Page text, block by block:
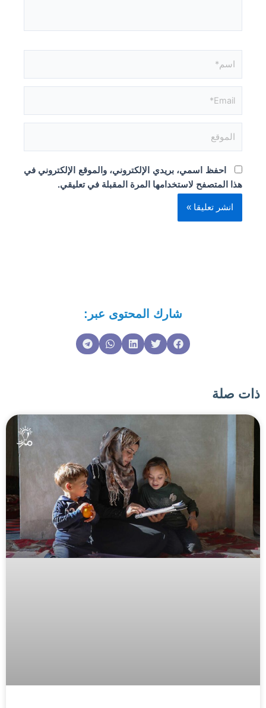
احفظ اسمي، بريدي الإلكتروني، والموقع الإلكتروني في
هذا المتصفح لاستخدامها المرة المقبلة في تعليقي.
شارك المحتوى عبر:
ذات صلة